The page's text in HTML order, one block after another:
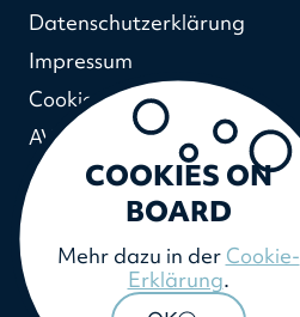
Datenschutzerklärung
Impressum
Cookie-Erklärung
AVV
COOKIES ON
BOARD
Mehr dazu in der Cookie-
Erklärung.